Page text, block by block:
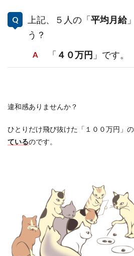
上記、５人の「平均月給
う？
「 ４０万円 」です。
違和感ありませんか？
ひとりだけ飛び抜けた「１００万円」の
ているのです。